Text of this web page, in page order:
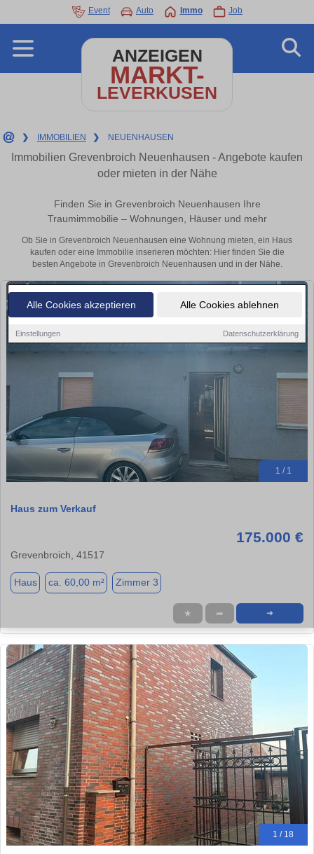
Alle Cookies akzeptieren Alle Cookies ablehnen
Einstellungen Datenschutzerklärung
Event Auto Immo Job
ANZEIGEN
MARKT-
LEVERKUSEN
❯ IMMOBILIEN ❯ NEUENHAUSEN
Immobilien Grevenbroich Neuenhausen - Angebote kaufen
oder mieten in der Nähe
Finden Sie in Grevenbroich Neuenhausen Ihre
Traumimmobilie – Wohnungen, Häuser und mehr
Ob Sie in Grevenbroich Neuenhausen eine Wohnung mieten, ein Haus
kaufen oder eine Immobilie inserieren möchten: Hier finden Sie die
besten Angebote in Grevenbroich Neuenhausen und in der Nähe.
1 / 1
Haus zum Verkauf
175.000 €
Grevenbroich, 41517
Haus ca. 60,00 m² Zimmer 3
★ ➦ ➜
1 / 18